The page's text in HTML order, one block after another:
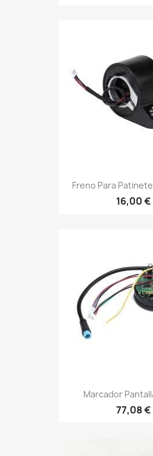
Freno Para
16,00 €
Marcador
77,08 €